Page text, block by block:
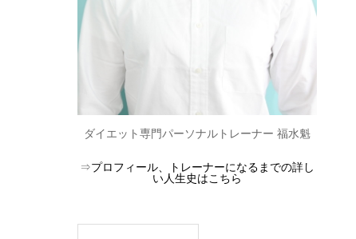
ダイエット専門パーソナルトレーナー 福水魁
⇒プロフィール、トレーナーになるまでの詳し
い人生史はこちら